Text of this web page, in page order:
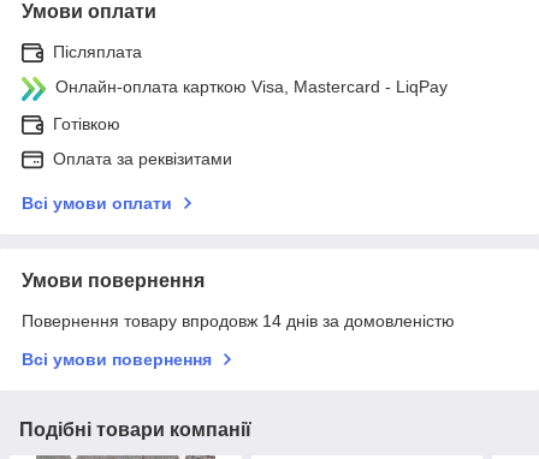
Умови оплати
Післяплата
Онлайн-оплата карткою Visa, Mastercard - LiqPay
Готівкою
Оплата за реквізитами
Всі умови оплати
Умови повернення
Повернення товару впродовж 14 днів за домовленістю
Всі умови повернення
Подібні товари компанії